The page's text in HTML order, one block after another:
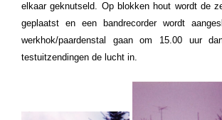
elkaar geknutseld. Op blokken hout wordt de
geplaatst en een bandrecorder wordt
werkhok/paardenstal gaan om 15.00 uur
testuitzendingen de lucht in.